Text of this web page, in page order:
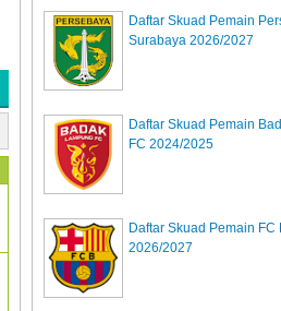
Daftar Skuad Pemain
Surabaya 2026/2027
Daftar Skuad Pemain
FC 2024/2025
Daftar Skuad Pemain FC
2026/2027